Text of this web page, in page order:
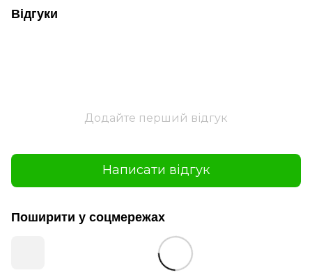
Відгуки
Додайте перший відгук
Написати відгук
Поширити у соцмережах